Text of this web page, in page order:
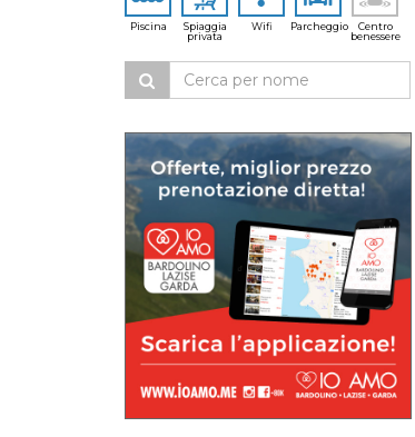
Piscina
Spiaggia
privata
Wifi Parcheggio
Centro
benessere